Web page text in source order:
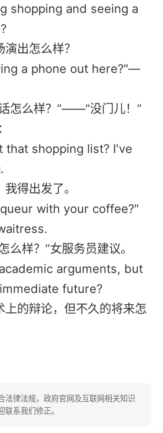
shopping and seeing a
出怎么样？
a phone out here?"—
怎么样？”——“没门儿！”
that shopping list? I've
得出发了。
with your coffee?"
么样？”女服务员建议。
arguments, but
future?
上的辩论，但不久的将来怎
法律法规，政府官网及互联网相关知识
系我们修正。